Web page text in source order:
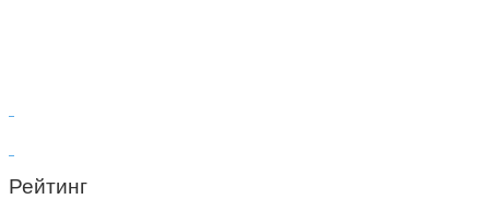
Рейтинг